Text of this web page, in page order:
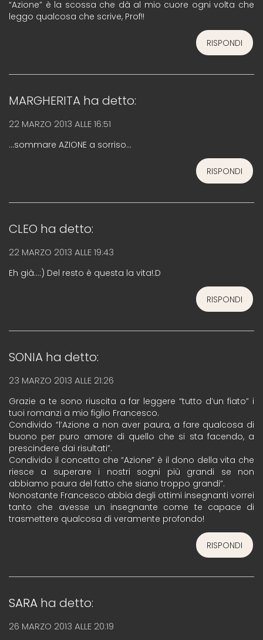
“Azione” è la scossa che dà al mio cuore ogni volta che
leggo qualcosa che scrive, Prof!!
RISPONDI
MARGHERITA ha detto:
22 MARZO 2013 ALLE 16:51
…sommare AZIONE a sorriso…
RISPONDI
CLEO ha detto:
22 MARZO 2013 ALLE 19:43
Eh già…:) Del resto è questa la vita!:D
RISPONDI
SONIA ha detto:
23 MARZO 2013 ALLE 21:26
Grazie a te sono riuscita a far leggere “tutto d’un fiato” i
tuoi romanzi a mio figlio Francesco.
Condivido “l’Azione a non aver paura, a fare qualcosa di
buono per puro amore di quello che si sta facendo, a
prescindere dai risultati”.
Condivido il concetto che “Azione” è il dono della vita che
riesce a superare i nostri sogni più grandi se non
abbiamo paura del fatto che siano troppo grandi”.
Nonostante Francesco abbia degli ottimi insegnanti vorrei
tanto che avesse un insegnante come te capace di
trasmettere qualcosa di veramente profondo!
RISPONDI
SARA ha detto:
26 MARZO 2013 ALLE 20:19